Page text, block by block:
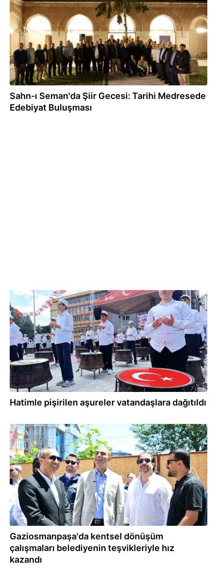
Sahn-ı Seman'da Şiir Gecesi: Tarihi Medresede
Edebiyat Buluşması
26.06.2026
Hatimle pişirilen aşureler vatandaşlara dağıtıldı
22.06.2026
Gaziosmanpaşa'da kentsel dönüşüm
çalışmaları belediyenin teşvikleriyle hız
kazandı